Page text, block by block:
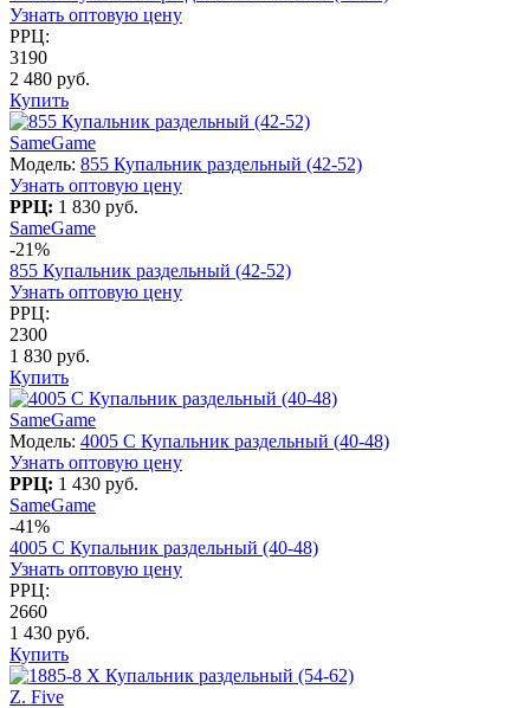
Узнать оптовую цену
РРЦ:
3190
2 480 руб.
Купить
SameGame
Модель: 855 Купальник раздельный (42-52)
Узнать оптовую цену
РРЦ: 1 830 руб.
SameGame
-21%
855 Купальник раздельный (42-52)
Узнать оптовую цену
РРЦ:
2300
1 830 руб.
Купить
SameGame
Модель: 4005 C Купальник раздельный (40-48)
Узнать оптовую цену
РРЦ: 1 430 руб.
SameGame
-41%
4005 C Купальник раздельный (40-48)
Узнать оптовую цену
РРЦ:
2660
1 430 руб.
Купить
Z. Five